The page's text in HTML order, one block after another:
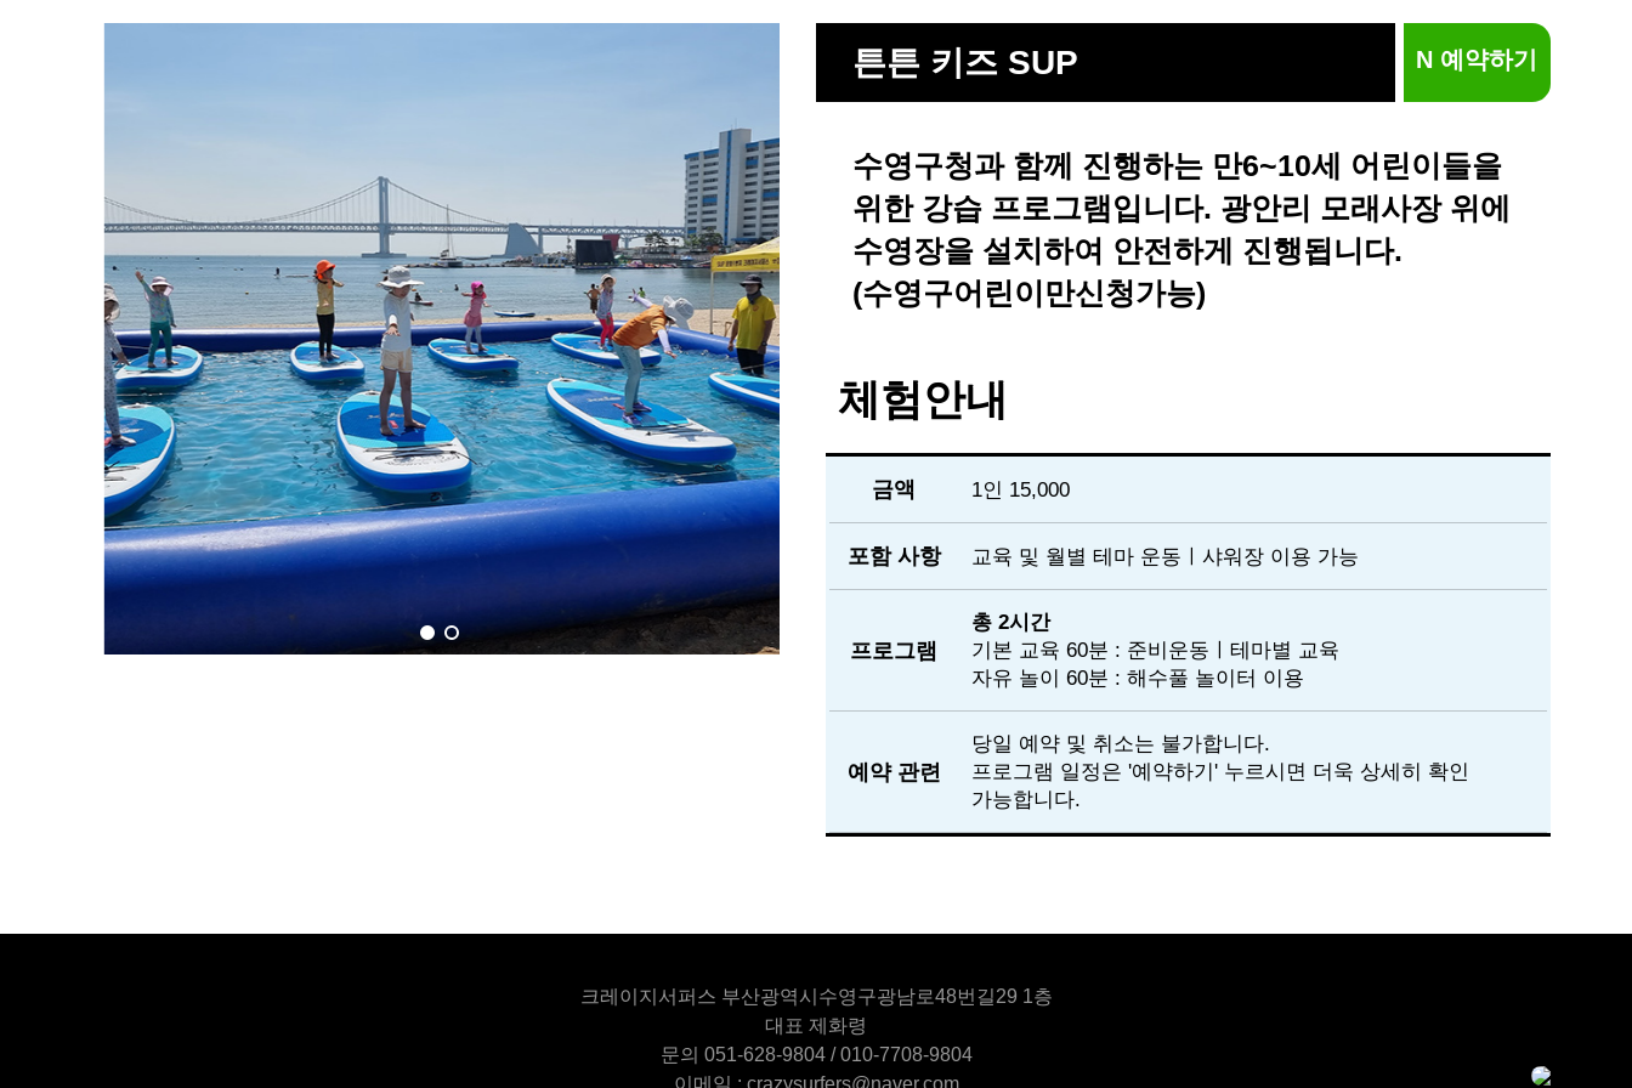
튼튼 키즈 SUP N 예약하기
수영구청과 함께 진행하는 만6~10세 어린이들을
위한 강습 프로그램입니다. 광안리 모래사장 위에
수영장을 설치하여 안전하게 진행됩니다.
(수영구어린이만신청가능)
체험안내
금액 1인 15,000
포함 사항 교육 및 월별 테마 운동ㅣ샤워장 이용 가능
프로그램
총 2시간
기본 교육 60분 : 준비운동ㅣ테마별 교육
자유 놀이 60분 : 해수풀 놀이터 이용
예약 관련
당일 예약 및 취소는 불가합니다.
프로그램 일정은 '예약하기' 누르시면 더욱 상세히 확인
가능합니다.
크레이지서퍼스 부산광역시수영구광남로48번길29 1층
대표 제화령
문의 051-628-9804 / 010-7708-9804
이메일 : crazysurfers@naver.com